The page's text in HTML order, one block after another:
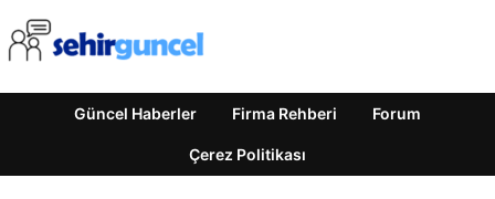
Güncel Haberler Firma Rehberi Forum
Çerez Politikası